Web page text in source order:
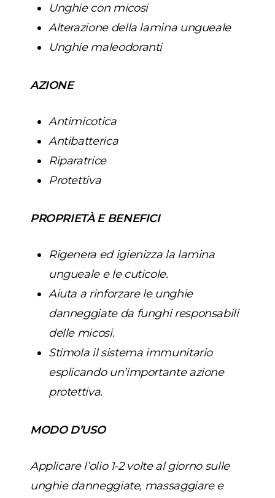
Unghie con micosi
Alterazione della lamina ungueale
Unghie maleodoranti
AZIONE
Antimicotica
Antibatterica
Riparatrice
Protettiva
PROPRIETÀ E BENEFICI
Rigenera ed igienizza la lamina
ungueale e le cuticole.
Aiuta a rinforzare le unghie
danneggiate da funghi responsabili
delle micosi.
Stimola il sistema immunitario
esplicando un’importante azione
protettiva.
MODO D’USO
Applicare l’olio 1-2 volte al giorno sulle
unghie danneggiate, massaggiare e